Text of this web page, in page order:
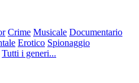
Crime Musicale Documentario
Erotico Spionaggio
Tutti i generi...